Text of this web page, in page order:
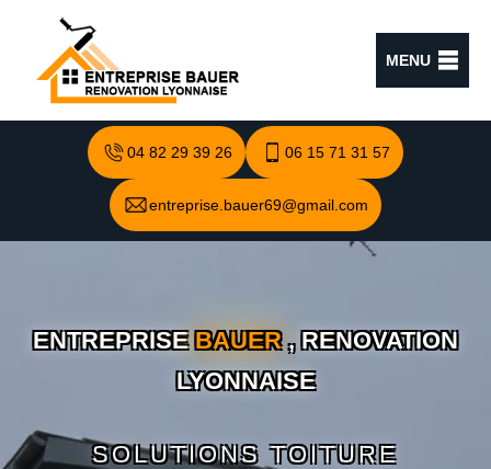
MENU
04 82 29 39 26 06 15 71 31 57
entreprise.bauer69@gmail.com
ENTREPRISEBAUER, RENOVATION
LYONNAISE
SOLUTIONS TOITURE